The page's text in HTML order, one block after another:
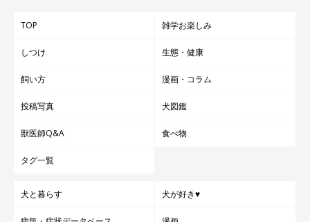
TOP 雑学お楽しみ
しつけ 生態・健康
飼い方 漫画・コラム
投稿写真 犬図鑑
獣医師Q&A 食べ物
タグ一覧
犬と暮らす 犬が好き♥